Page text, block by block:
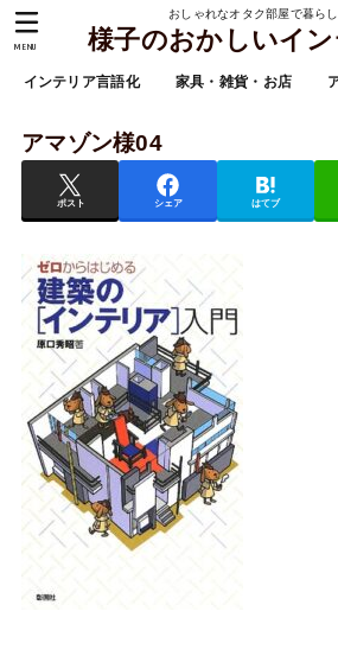
おしゃれなオタク部屋で暮ら
様子のおかしいイ
インテリア言語化 家具・雑貨・お店
MENU
アマゾン様04
ポスト シェア はてブ